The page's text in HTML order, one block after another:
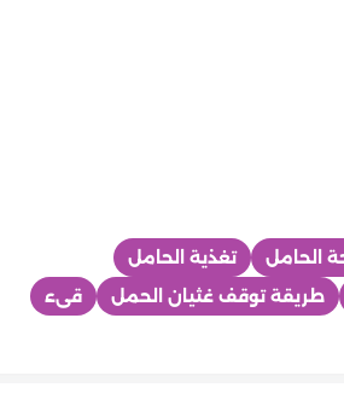
الحامل
تغذية الحامل
طريقة توقف غثيان الحمل
قىء